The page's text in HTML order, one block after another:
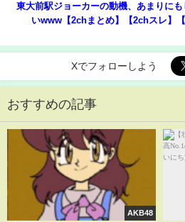
東大前駅ジョーカーの動機、あまりに
いwww【2chまとめ】【2chスレ】【
Xでフォローしよう
おすすめの記事
AKB48